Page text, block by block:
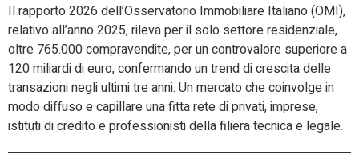
Il rapporto 2026 dell’Osservatorio Immobiliare Italiano (OMI),
relativo all’anno 2025, rileva per il solo settore residenziale,
oltre 765.000 compravendite, per un controvalore superiore a
120 miliardi di euro, confermando un trend di crescita delle
transazioni negli ultimi tre anni. Un mercato che coinvolge in
modo diffuso e capillare una fitta rete di privati, imprese,
istituti di credito e professionisti della filiera tecnica e legale.